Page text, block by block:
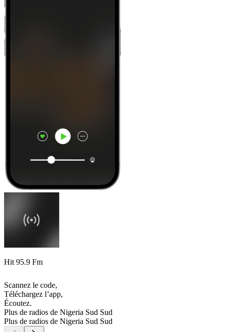
Hit 95.9 Fm
Scannez le code,
Téléchargez l’app,
Écoutez.
Plus de radios de Nigeria Sud Sud
Plus de radios de Nigeria Sud Sud